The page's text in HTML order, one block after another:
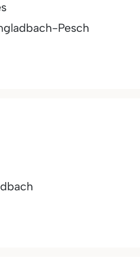
Pesch